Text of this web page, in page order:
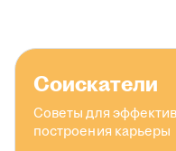
Соискатели
Советы для
построения карьеры